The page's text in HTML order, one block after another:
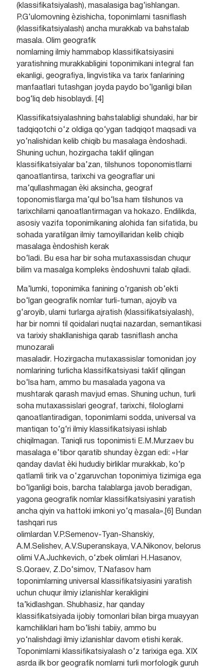
(klassifikatsiyalash), masalasiga bag‘ishlangan.
P.G‘ulomovning ѐzishicha, toponimlarni tasniflash
(klassifikatsiyalash) ancha murakkab va bahstalab
masala. Olim geografik
nomlarning ilmiy hammabop klassifikatsiyasini
yaratishning murakkabligini toponimikani integral fan
ekanligi, geografiya, lingvistika va tarix fanlarining
manfaatlari tutashgan joyda paydo bo‘lganligi bilan
bog‘liq deb hisoblaydi. [4]
Klassifikatsiyalashning bahstalabligi shundaki, har bir
tadqiqotchi o‘z oldiga qo‘ygan tadqiqot maqsadi va
yo‘nalishidan kelib chiqib bu masalaga ѐndoshadi.
Shuning uchun, hozirgacha taklif qilingan
klassifikatsiyalar ba’zan, tilshunos toponomistlarni
qanoatlantirsa, tarixchi va geograflar uni
ma’qullashmagan ѐki aksincha, geograf
toponomistlarga ma’qul bo‘lsa ham tilshunos va
tarixchilarni qanoatlantirmagan va hokazo. Endilikda,
asosiy vazifa toponimikaning alohida fan sifatida, bu
sohada yaratilgan ilmiy tamoyillaridan kelib chiqib
masalaga ѐndoshish kerak
bo‘ladi. Bu esa har bir soha mutaxassisdan chuqur
bilim va masalga kompleks ѐndoshuvni talab qiladi.
Ma’lumki, toponimika fanining o‘rganish ob’ekti
bo‘lgan geografik nomlar turli-tuman, ajoyib va
g‘aroyib, ularni turlarga ajratish (klassifikatsiyalash),
har bir nomni til qoidalari nuqtai nazardan, semantikasi
va tarixiy shakllanishiga qarab tasniflash ancha
munozarali
masaladir. Hozirgacha mutaxassislar tomonidan joy
nomlarining turlicha klassifikatsiyasi taklif qilingan
bo‘lsa ham, ammo bu masalada yagona va
mushtarak qarash mavjud emas. Shuning uchun, turli
soha mutaxassislari geograf, tarixchi, filologlarni
qanoatlantiradigan, toponimlarni sodda, universal va
mantiqan to‘g‘ri ilmiy klassifikatsiyasi ishlab
chiqilmagan. Taniqli rus toponimisti E.M.Murzaev bu
masalaga e’tibor qaratib shunday ѐzgan edi: «Har
qanday davlat ѐki hududiy birliklar murakkab, ko‘p
qatlamli tirik va o‘zgaruvchan toponimiya tizimiga ega
bo‘lganligi bois, barcha talablarga javob beradigan,
yagona geografik nomlar klassifikatsiyasini yaratish
ancha qiyin va hattoki imkoni yo‘q masala».[6] Bundan
tashqari rus
olimlardan V.P.Semenov-Tyan-Shanskiy,
A.M.Selishev, A.V.Superanskaya, V.A.Nikonov, belorus
olimi V.A.Juchkevich, o‘zbek olimlari H.Hasanov,
S.Qoraev, Z.Do‘simov, T.Nafasov ham
toponimlarning universal klassifikatsiyasini yaratish
uchun chuqur ilmiy izlanishlar kerakligini
ta’kidlashgan. Shubhasiz, har qanday
klassifikatsiyada ijobiy tomonlari bilan birga muayyan
kamchiliklari ham bo‘lishi tabiiy, ammo bu
yo‘nalishdagi ilmiy izlanishlar davom etishi kerak.
Toponimlarni klassifikatsiyalash o‘z tarixiga ega. XIX
asrda ilk bor geografik nomlarni turli morfologik guruh